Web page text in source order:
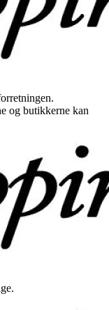
og butikkerne kan